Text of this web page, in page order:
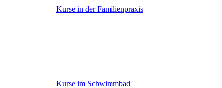
Kurse in der Familienpraxis
Kurse im Schwimmbad